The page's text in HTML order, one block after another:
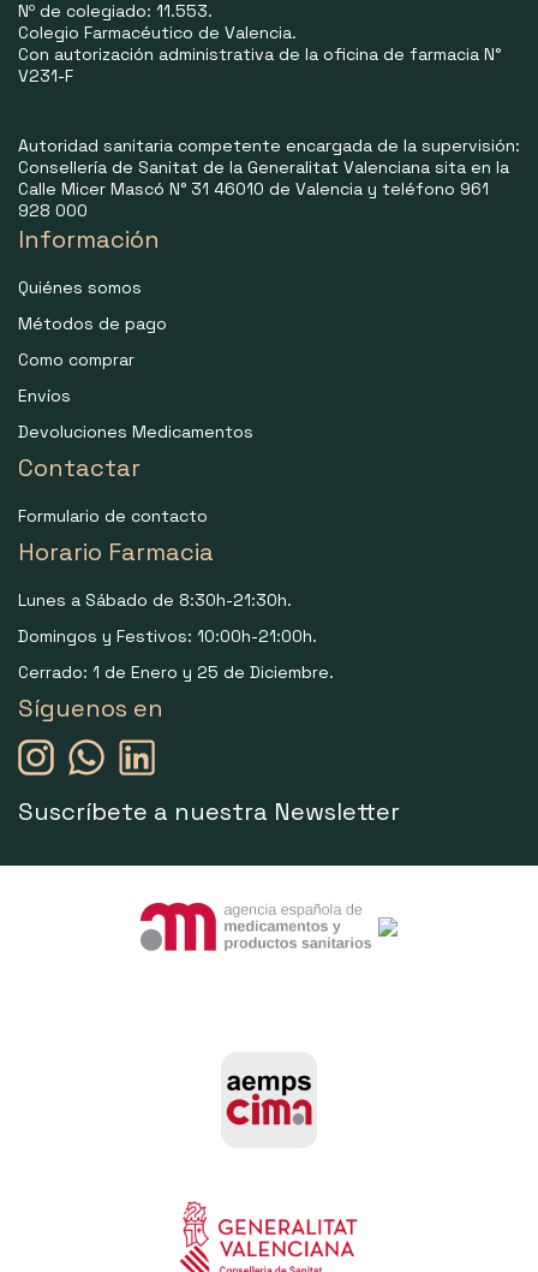
Nº de colegiado: 11.553.
Colegio Farmacéutico de Valencia.
Con autorización administrativa de la oficina de farmacia N°
V231-F
Autoridad sanitaria competente encargada de la supervisión:
Consellería de Sanitat de la Generalitat Valenciana sita en la
Calle Micer Mascó N° 31 46010 de Valencia y teléfono 961
928 000
Información
Quiénes somos
Métodos de pago
Como comprar
Envíos
Devoluciones Medicamentos
Contactar
Formulario de contacto
Horario Farmacia
Lunes a Sábado de 8:30h-21:30h.
Domingos y Festivos: 10:00h-21:00h.
Cerrado: 1 de Enero y 25 de Diciembre.
Síguenos en
Suscríbete a nuestra Newsletter